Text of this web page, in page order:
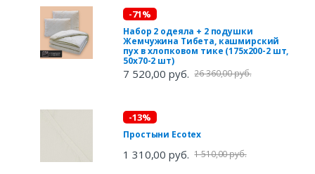
-71%
Набор 2 одеяла + 2 подушки
Жемчужина Тибета, кашмирский
пух в хлопковом тике (175х200-2 шт,
50х70-2 шт)
7 520,00 руб. 26 360,00 руб.
-13%
Простыни Ecotex
1 310,00 руб. 1 510,00 руб.